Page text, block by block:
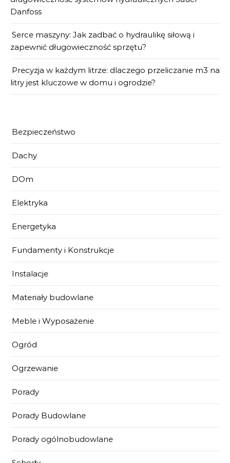
Danfoss
Serce maszyny: Jak zadbać o hydraulikę siłową i
zapewnić długowieczność sprzętu?
Precyzja w każdym litrze: dlaczego przeliczanie m3 na
litry jest kluczowe w domu i ogrodzie?
Bezpieczeństwo
Dachy
DOm
Elektryka
Energetyka
Fundamenty i Konstrukcje
Instalacje
Materiały budowlane
Meble i Wyposażenie
Ogród
Ogrzewanie
Porady
Porady Budowlane
Porady ogólnobudowlane